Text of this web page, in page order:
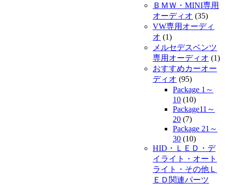
ＢＭＷ・MINI専用
オーディオ (35)
VW専用オーディ
オ (1)
メルセデスベンツ
専用オーディオ (1)
おすすめカーオー
ディオ (95)
Package 1～
10 (10)
Package11～
20 (7)
Package 21～
30 (10)
HID・ＬＥＤ・デ
イライト・オート
ライト・その他Ｌ
ＥＤ関連パーツ